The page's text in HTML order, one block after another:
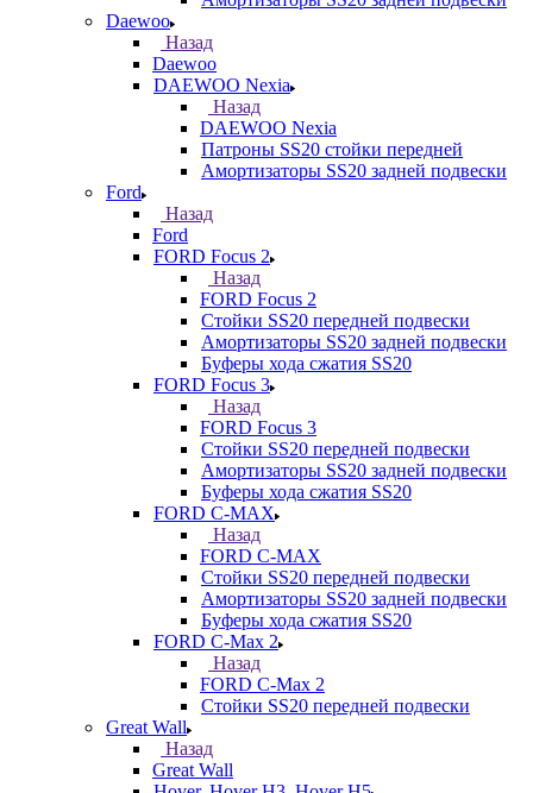
Daewoo
Назад
Daewoo
DAEWOO Nexia
Назад
DAEWOO Nexia
Патроны SS20 стойки передней
Амортизаторы SS20 задней подвески
Ford
Назад
Ford
FORD Focus 2
Назад
FORD Focus 2
Стойки SS20 передней подвески
Амортизаторы SS20 задней подвески
Буферы хода сжатия SS20
FORD Focus 3
Назад
FORD Focus 3
Стойки SS20 передней подвески
Амортизаторы SS20 задней подвески
Буферы хода сжатия SS20
FORD С-MAX
Назад
FORD С-MAX
Стойки SS20 передней подвески
Амортизаторы SS20 задней подвески
Буферы хода сжатия SS20
FORD C-Max 2
Назад
FORD C-Max 2
Стойки SS20 передней подвески
Great Wall
Назад
Great Wall